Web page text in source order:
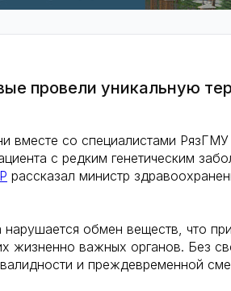
провели уникальную
вместе со специалистами
с редким генетическим
рассказал министр
нарушается обмен веществ, что
жизненно важных органов. Без
и преждевременной